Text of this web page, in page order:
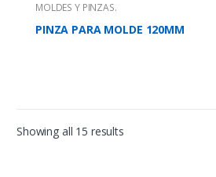
MOLDES Y PINZAS.
PINZA PARA MOLDE 120MM
Showing all 15 results